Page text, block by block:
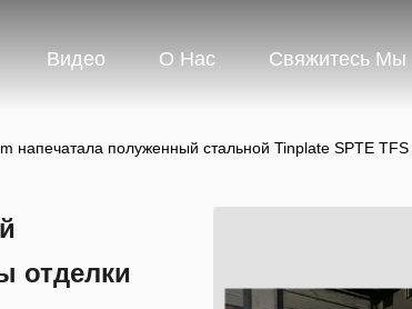
Видео О Нас Свяжитесь Мы
напечатала полуженный стальной Tinplate SPTE TFS
отделки